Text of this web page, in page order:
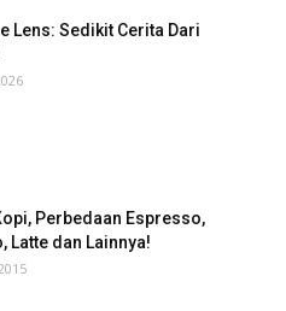
Lens: Sedikit Cerita Dari
Perbedaan Espresso,
Latte dan Lainnya!